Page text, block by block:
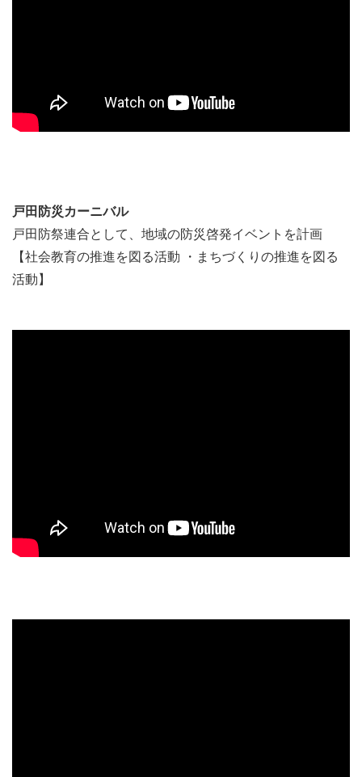
戸田防災カーニバル
戸田防祭連合として、地域の防災啓発イベントを計画
【社会教育の推進を図る活動 ・まちづくりの推進を図る
活動】